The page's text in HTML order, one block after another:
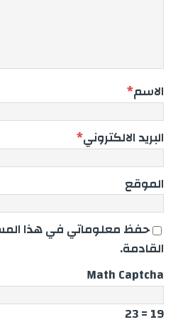
الاسم*
البريد الالكتروني*
الموقع
حفظ معلوماتي في هذا
القادمة.
Math Captcha
19 = 23